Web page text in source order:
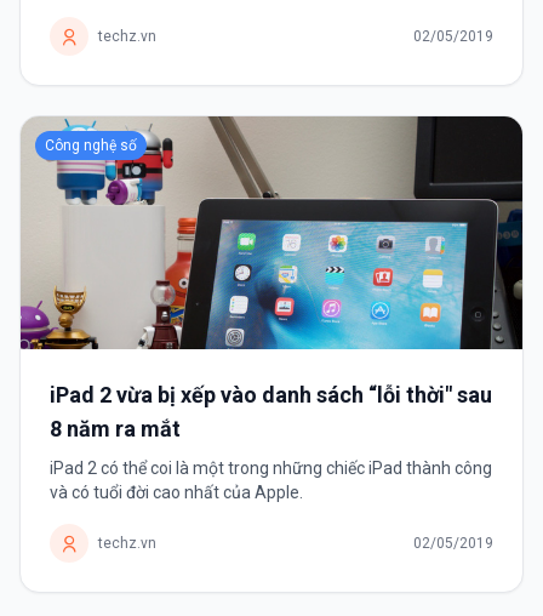
techz.vn 02/05/2019
Công nghệ số
iPad 2 vừa bị xếp vào danh sách “lỗi thời" sau
8 năm ra mắt
iPad 2 có thể coi là một trong những chiếc iPad thành công
và có tuổi đời cao nhất của Apple.
techz.vn 02/05/2019